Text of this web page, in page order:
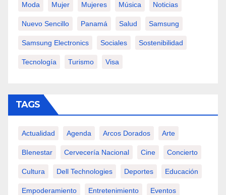
Moda Mujer Mujeres Música Noticias
Nuevo Sencillo Panamá Salud Samsung
Samsung Electronics Sociales Sostenibilidad
Tecnología Turismo Visa
TAGS
Actualidad Agenda Arcos Dorados Arte
BIenestar Cervecería Nacional Cine Concierto
Cultura Dell Technologies Deportes Educación
Empoderamiento Entretenimiento Eventos